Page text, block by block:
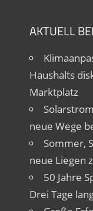
AKTUELL
Haushalts
Marktplatz
neue Wege
Sommer,
neue Liegen
50 Jahre
Drei Tage